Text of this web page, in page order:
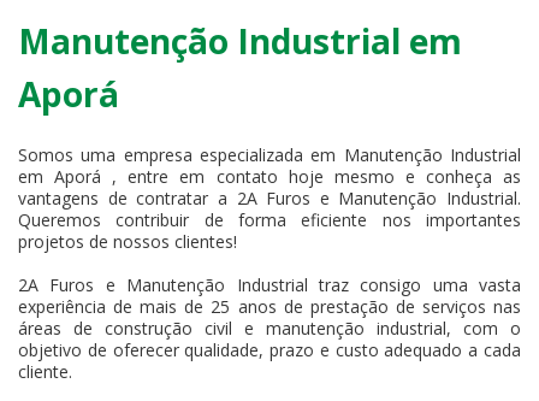
Manutenção Industrial em
Aporá
Somos uma empresa especializada em Manutenção Industrial
em Aporá , entre em contato hoje mesmo e conheça as
vantagens de contratar a 2A Furos e Manutenção Industrial.
Queremos contribuir de forma eficiente nos importantes
projetos de nossos clientes!
2A Furos e Manutenção Industrial traz consigo uma vasta
experiência de mais de 25 anos de prestação de serviços nas
áreas de construção civil e manutenção industrial, com o
objetivo de oferecer qualidade, prazo e custo adequado a cada
cliente.